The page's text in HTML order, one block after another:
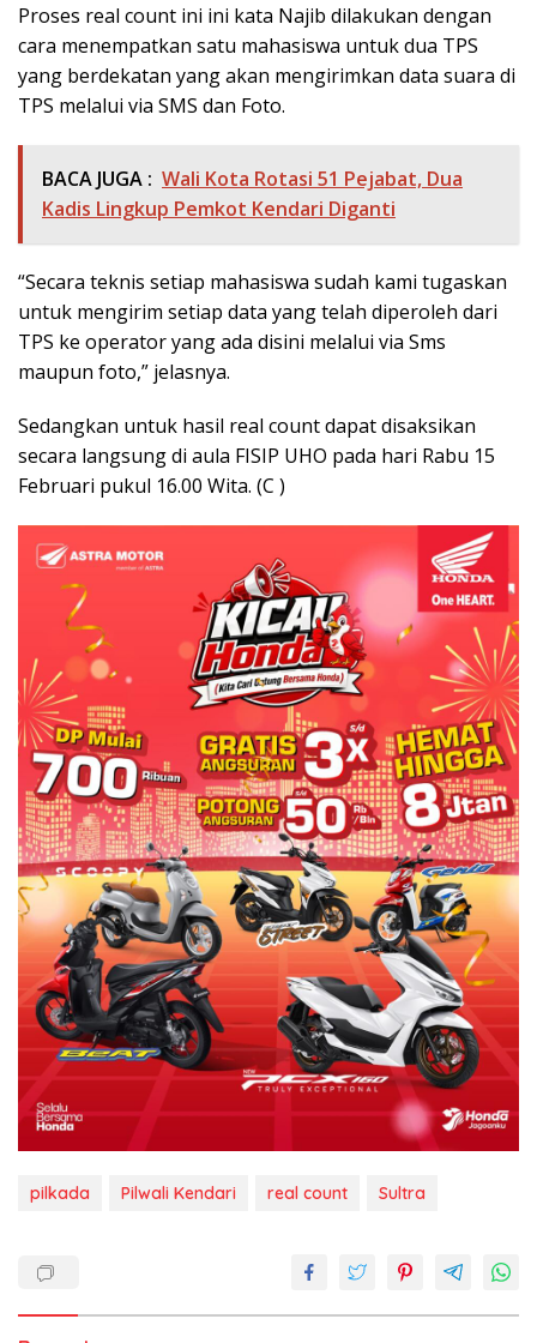
Proses real count ini ini kata Najib dilakukan dengan
cara menempatkan satu mahasiswa untuk dua TPS
yang berdekatan yang akan mengirimkan data suara di
TPS melalui via SMS dan Foto.
BACA JUGA : Wali Kota Rotasi 51 Pejabat, Dua
Kadis Lingkup Pemkot Kendari Diganti
“Secara teknis setiap mahasiswa sudah kami tugaskan
untuk mengirim setiap data yang telah diperoleh dari
TPS ke operator yang ada disini melalui via Sms
maupun foto,” jelasnya.
Sedangkan untuk hasil real count dapat disaksikan
secara langsung di aula FISIP UHO pada hari Rabu 15
Februari pukul 16.00 Wita. (C )
pilkada Pilwali Kendari real count Sultra